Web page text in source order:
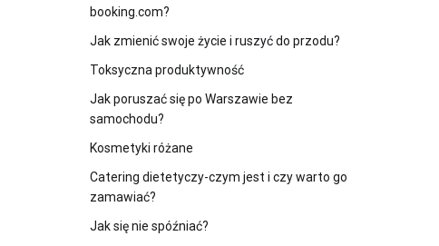
booking.com?
Jak zmienić swoje życie i ruszyć do przodu?
Toksyczna produktywność
Jak poruszać się po Warszawie bez
samochodu?
Kosmetyki różane
Catering dietetyczy-czym jest i czy warto go
zamawiać?
Jak się nie spóźniać?